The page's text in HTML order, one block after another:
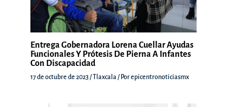
Entrega Gobernadora Lorena Cuellar Ayudas
Funcionales Y Prótesis De Pierna A Infantes
Con Discapacidad
17 de octubre de 2023/ Tlaxcala / Porepicentronoticiasmx